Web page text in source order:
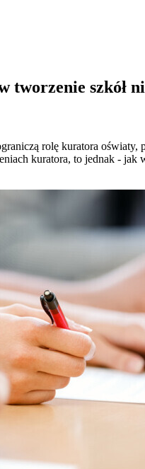
tworzenie szkół
rolę kuratora oświaty,
kuratora, to jednak - jak